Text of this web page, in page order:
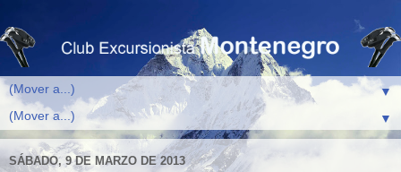
▼
▼
SÁBADO, 9 DE MARZO DE 2013